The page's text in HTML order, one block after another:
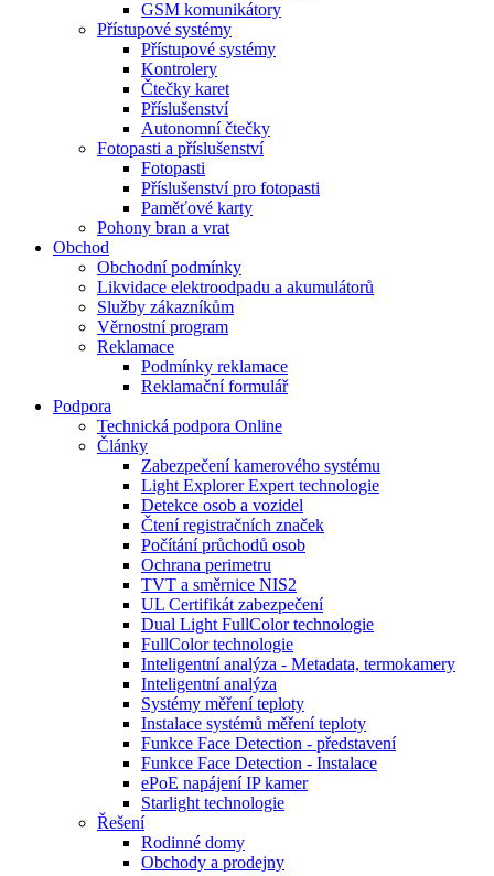
GSM komunikátory
Přístupové systémy
Přístupové systémy
Kontrolery
Čtečky karet
Příslušenství
Autonomní čtečky
Fotopasti a příslušenství
Fotopasti
Příslušenství pro fotopasti
Paměťové karty
Pohony bran a vrat
Obchod
Obchodní podmínky
Likvidace elektroodpadu a akumulátorů
Služby zákazníkům
Věrnostní program
Reklamace
Podmínky reklamace
Reklamační formulář
Podpora
Technická podpora Online
Články
Zabezpečení kamerového systému
Light Explorer Expert technologie
Detekce osob a vozidel
Čtení registračních značek
Počítání průchodů osob
Ochrana perimetru
TVT a směrnice NIS2
UL Certifikát zabezpečení
Dual Light FullColor technologie
FullColor technologie
Inteligentní analýza - Metadata, termokamery
Inteligentní analýza
Systémy měření teploty
Instalace systémů měření teploty
Funkce Face Detection - představení
Funkce Face Detection - Instalace
ePoE napájení IP kamer
Starlight technologie
Řešení
Rodinné domy
Obchody a prodejny